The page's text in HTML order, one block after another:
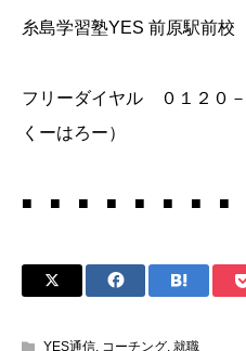
糸島学習塾YES 前原駅前校
フリーダイヤル ０１２０
くーはろー）
■ ■ ■ ■ ■ ■ ■ ■
YES通信 コーチング 就職